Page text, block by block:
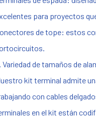
para proyectos
de tope: estos
Variedad de tamaños de
kit terminal admite
con cables
en el kit están